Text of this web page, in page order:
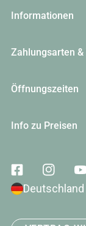
Informationen
Zahlungsarten &
Öffnungszeiten
Info zu Preisen
FacebookInstagram
Land/Region
Deutschland